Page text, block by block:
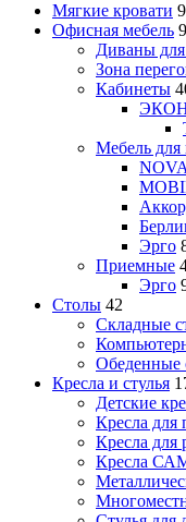
Мягкие кровати
Офисная мебель
Диваны
Зона
Кабинеты
Мебель для
Эрго
Приемные
Эрго
Столы 42
Складные
Обеденные
Кресла и стулья
Детские
Кресла для
Кресла для
Кресла